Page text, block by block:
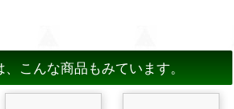
こんな商品もみています。